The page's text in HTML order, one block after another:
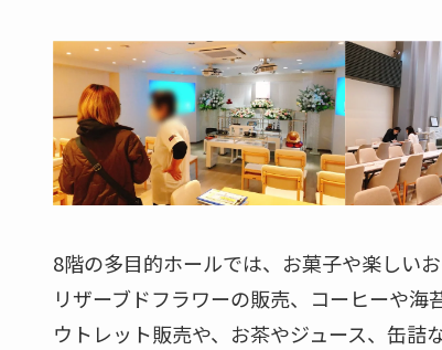
8階の多目的ホールでは、お菓子や楽しい
リザーブドフラワーの販売、コーヒーや
ウトレット販売や、お茶やジュース、缶